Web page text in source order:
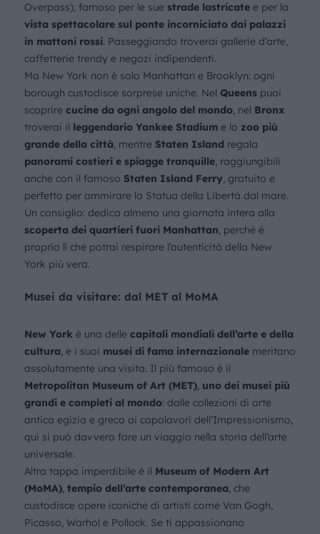
Overpass), famoso per le sue strade lastricatee per la
vista spettacolare sul ponte incorniciato dai palazzi
in mattoni rossi. Passeggiando troverai gallerie d’arte,
caffetterie trendy e negozi indipendenti.
Ma New York non è solo Manhattan e Brooklyn: ogni
borough custodisce sorprese uniche. Nel Queenspuoi
scoprire cucine da ogni angolo del mondo, nel Bronx
troverai il leggendario Yankee Stadiume lo zoo più
grande della città, mentre Staten Island regala
panorami costieri e spiagge tranquille, raggiungibili
anche con il famoso Staten Island Ferry, gratuito e
perfetto per ammirare la Statua della Libertà dal mare.
Un consiglio: dedica almeno una giornata intera alla
scoperta dei quartieri fuori Manhattan, perché è
proprio lì che potrai respirare l’autenticità della New
York più vera.
Musei da visitare: dal MET al MoMA
New York è una delle capitali mondiali dell’arte e della
cultura, e i suoi musei di fama internazionalemeritano
assolutamente una visita. Il più famoso è il
Metropolitan Museum of Art (MET), uno dei musei più
grandi e completi al mondo: dalle collezioni di arte
antica egizia e greca ai capolavori dell’Impressionismo,
qui si può davvero fare un viaggio nella storia dell’arte
universale.
Altra tappa imperdibile è il Museum of Modern Art
(MoMA), tempio dell’arte contemporanea, che
custodisce opere iconiche di artisti come Van Gogh,
Picasso, Warhol e Pollock. Se ti appassionano